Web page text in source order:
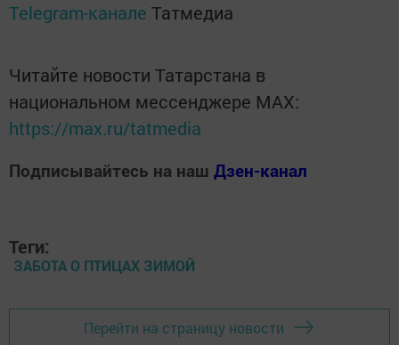
Telegram-канале Татмедиа
Читайте новости Татарстана в
национальном мессенджере MАХ:
https://max.ru/tatmedia
Подписывайтесь на наш Дзен-канал
Теги:
ЗАБОТА О ПТИЦАХ ЗИМОЙ
Перейти на страницу новости